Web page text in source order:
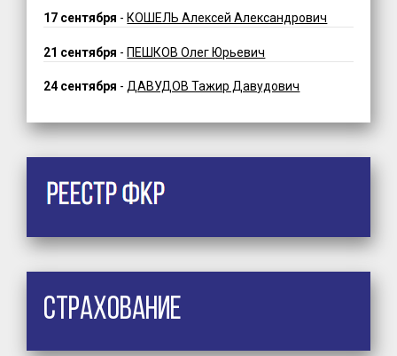
17 сентября - КОШЕЛЬ Алексей Александрович
21 сентября - ПЕШКОВ Олег Юрьевич
24 сентября - ДАВУДОВ Тажир Давудович
Страхование